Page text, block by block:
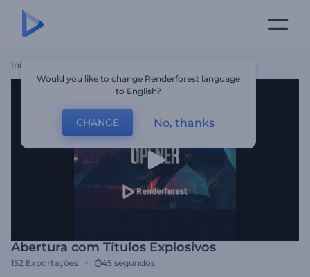
Início
Abertura com Títulos Explosivos
152 Exportações 45 segundos
Would you like to change Renderforest language
to English?
CHANGE No, thanks